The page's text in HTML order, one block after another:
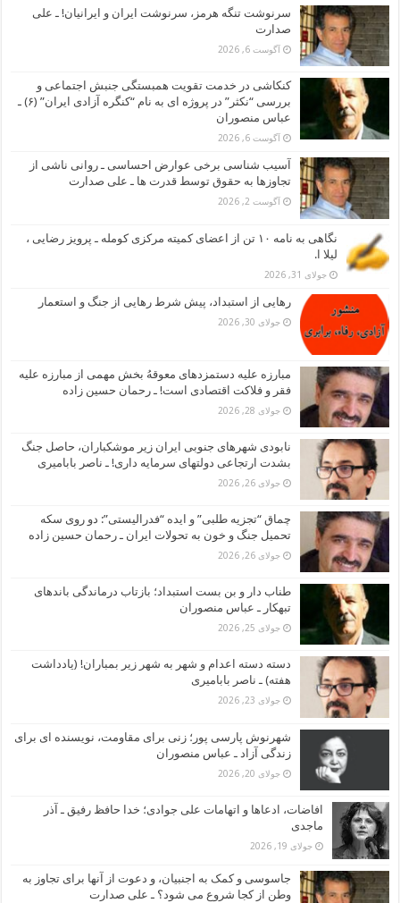
سرنوشت تنگه هرمز، سرنوشت ایران و ایرانیان! ـ علی
صدارت
آگوست 6, 2026
کنکاشی در خدمت تقویت همبستگی جنبش اجتماعی و
بررسی “نکثر” در پروژه ای به نام “کنگره آزادی ایران” (۶) ـ
عباس منصوران
آگوست 6, 2026
آسیب شناسی برخی عوارض احساسی ـ روانی ناشی از
تجاوزها به حقوق توسط قدرت ها ـ علی صدارت
آگوست 2, 2026
نگاهی به نامه ۱۰ تن از اعضای کمیته مرکزی کومله ـ پرویز رضایی ،
لیلا ا.
جولای 31, 2026
رهایی از استبداد، پیش شرط رهایی از جنگ و استعمار
جولای 30, 2026
مبارزه علیه دستمزدهای معوقهُ بخش مهمی از مبارزه علیه
فقر و فلاکت اقتصادی است! ـ رحمان حسین زاده
جولای 28, 2026
نابودی شهرهای جنوبی ایران زیر موشکباران، حاصل جنگ
بشدت ارتجاعی دولتهای سرمایه داری! ـ ناصر بابامیری
جولای 26, 2026
چماق “تجزیه طلبی” و ایده “فدرالیستی”: دو روی سکه
تحمیل جنگ و خون به تحولات ایران ـ رحمان حسین زاده
جولای 26, 2026
طناب دار و بن بست استبداد؛ بازتاب درماندگی باندهای
تبهکار ـ عباس منصوران
جولای 25, 2026
دسته دسته اعدام و شهر به شهر زیر بمباران! (یادداشت
هفته) ـ ناصر بابامیری
جولای 23, 2026
شهرنوش پارسی پور؛ زنی برای مقاومت، نویسنده ای برای
زندگی آزاد ـ عباس منصوران
جولای 20, 2026
افاضات، ادعاها و اتهامات علی جوادی؛ خدا حافظ رفیق ـ آذر
ماجدی
جولای 19, 2026
جاسوسی و کمک به اجنبیان، و دعوت از آنها برای تجاوز به
وطن از کجا شروع می شود؟ ـ علی صدارت